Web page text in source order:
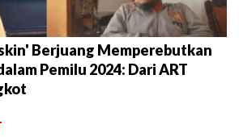
Berjuang Memperebutkan
Pemilu 2024: Dari ART